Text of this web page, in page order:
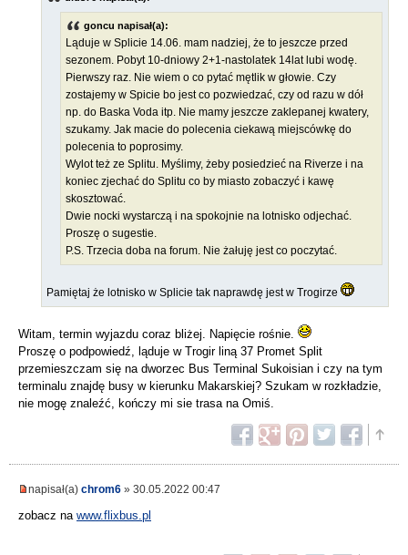
goncu napisał(a):
Ląduje w Splicie 14.06. mam nadziej, że to jeszcze przed
sezonem. Pobyt 10-dniowy 2+1-nastolatek 14lat lubi wodę.
Pierwszy raz. Nie wiem o co pytać mętlik w głowie. Czy
zostajemy w Spicie bo jest co pozwiedzać, czy od razu w dół
np. do Baska Voda itp. Nie mamy jeszcze zaklepanej kwatery,
szukamy. Jak macie do polecenia ciekawą miejscówkę do
polecenia to poprosimy.
Wylot też ze Splitu. Myślimy, żeby posiedzieć na Riverze i na
koniec zjechać do Splitu co by miasto zobaczyć i kawę
skosztować.
Dwie nocki wystarczą i na spokojnie na lotnisko odjechać.
Proszę o sugestie.
P.S. Trzecia doba na forum. Nie żałuję jest co poczytać.
Pamiętaj że lotnisko w Splicie tak naprawdę jest w Trogirze
Witam, termin wyjazdu coraz bliżej. Napięcie rośnie.
Proszę o podpowiedź, ląduje w Trogir liną 37 Promet Split
przemieszczam się na dworzec Bus Terminal Sukoisian i czy na tym
terminalu znajdę busy w kierunku Makarskiej? Szukam w rozkładzie,
nie mogę znaleźć, kończy mi sie trasa na Omiś.
napisał(a) chrom6 » 30.05.2022 00:47
zobacz na www.flixbus.pl